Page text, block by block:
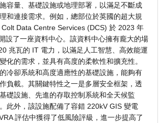
容量、基礎設施或地理部署，以滿足不斷成
和連接需求。例如，總部位於英國的超大規
Data Centre Services (DCS) 於 2023 年
設了一座資料中心。該資料中心擁有龐大的場
兆瓦的 IT 電力，以滿足人工智慧、高效能運
化的需求，並具有高度的柔軟性和擴充性。
冷卻系統和高度適應性的基礎設施，能夠有
負載。其關鍵特性之一是多層安全框架，透
礎設施、先進的存取控制系統和全天候監
此外，該設施配備了容錯 220kV GIS 變電
評估中獲得了低風險評級，進一步提高了